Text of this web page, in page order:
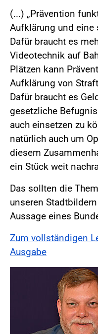
(...) „Prävention
Aufklärung und eine
Dafür braucht es
Videotechnik auf
Plätzen kann
Aufklärung von
Dafür braucht es
gesetzliche
auch einsetzen zu
natürlich auch um
diesem
ein Stück weit
Das sollten die
unseren
Aussage eines
Zum vollständigen
Ausgabe